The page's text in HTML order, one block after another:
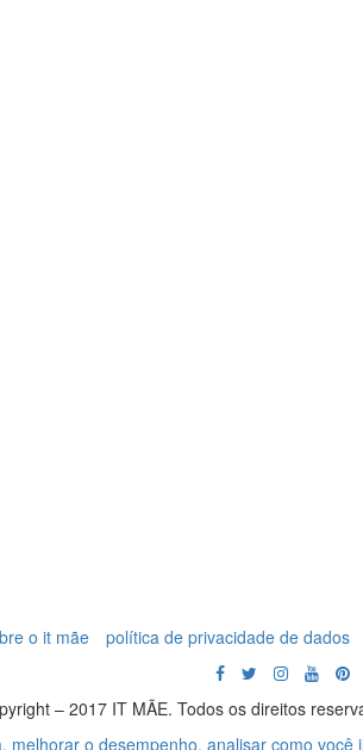
o it mãe política de privacidade de dados
– 2017 IT MÃE. Todos os direitos
o desempenho, analisar como você